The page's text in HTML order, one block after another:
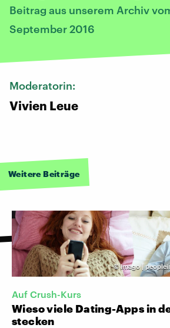
Beitrag aus unserem Archiv
September 2016
Moderatorin:
Vivien Leue
Weitere Beiträge
©Imago |
Auf Crush-Kurs
Wieso viele Dating-Apps in
stecken